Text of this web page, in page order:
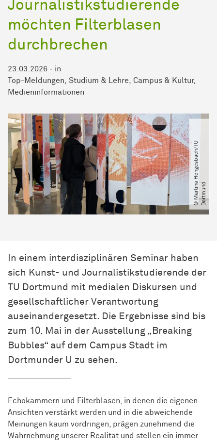
Journalistikstudierende
möchten Filterblasen
durchbrechen
23.03.2026 - in
Top-Meldungen
Studium & Lehre
Campus & Kultur
Medieninformationen
©
M
a
r
t
i
na
H
e
n
g
e
s
b
a
c
h​
/​
T
U
D
o
r
t
m
u
nd
In einem interdisziplinären Seminar haben
sich Kunst- und Journalistikstudierende der
TU Dortmund mit medialen Diskursen und
gesellschaftlicher Verantwortung
auseinandergesetzt. Die Ergebnisse sind bis
zum 10. Mai in der Ausstellung „Breaking
Bubbles“ auf dem Campus Stadt im
Dortmunder U zu sehen.
Echokammern und Filterblasen, in denen die eigenen
Ansichten verstärkt werden und in die abweichende
Meinungen kaum vordringen, prägen zunehmend die
Wahrnehmung unserer Realität und stellen ein immer